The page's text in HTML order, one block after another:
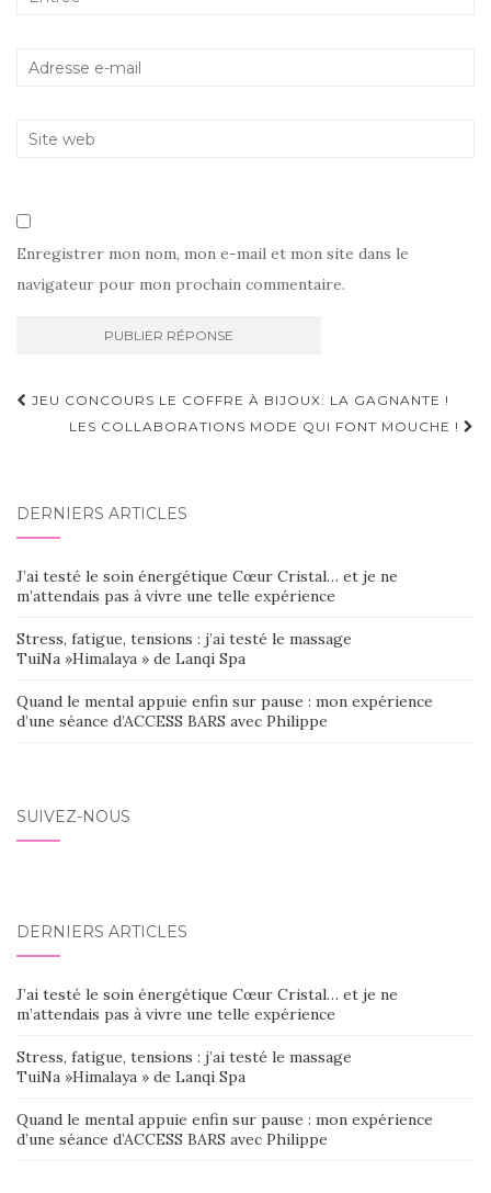
Enregistrer mon nom, mon e-mail et mon site dans le
navigateur pour mon prochain commentaire.
Navigation
d'article
JEU CONCOURS LE COFFRE À BIJOUX: LA GAGNANTE !
LES COLLABORATIONS MODE QUI FONT MOUCHE !
DERNIERS ARTICLES
J’ai testé le soin énergétique Cœur Cristal… et je ne
m’attendais pas à vivre une telle expérience
Stress, fatigue, tensions : j’ai testé le massage
TuiNa »Himalaya » de Lanqi Spa
Quand le mental appuie enfin sur pause : mon expérience
d’une séance d’ACCESS BARS avec Philippe
SUIVEZ-NOUS
DERNIERS ARTICLES
J’ai testé le soin énergétique Cœur Cristal… et je ne
m’attendais pas à vivre une telle expérience
Stress, fatigue, tensions : j’ai testé le massage
TuiNa »Himalaya » de Lanqi Spa
Quand le mental appuie enfin sur pause : mon expérience
d’une séance d’ACCESS BARS avec Philippe